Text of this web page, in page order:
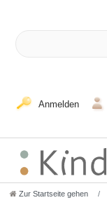
Anmelden
Zur Startseite gehen